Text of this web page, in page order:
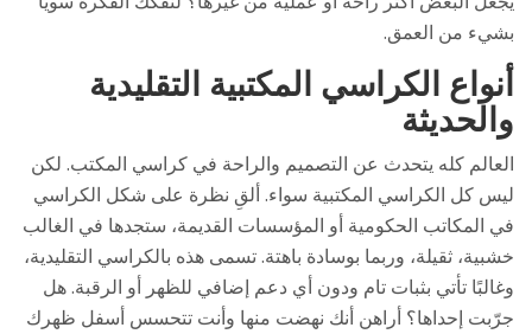
بشيء من العمق.
أنواع الكراسي المكتبية التقليدية
والحديثة
العالم كله يتحدث عن التصميم والراحة في كراسي المكتب. لكن
ليس كل الكراسي المكتبية سواء. ألقِ نظرة على شكل الكراسي
في المكاتب الحكومية أو المؤسسات القديمة، ستجدها في الغالب
خشبية، ثقيلة، وربما بوسادة باهتة. تسمى هذه بالكراسي التقليدية،
وغالبًا تأتي بثبات تام ودون أي دعم إضافي للظهر أو الرقبة. هل
جرّبت إحداها؟ أراهن أنك نهضت منها وأنت تتحسس أسفل ظهرك